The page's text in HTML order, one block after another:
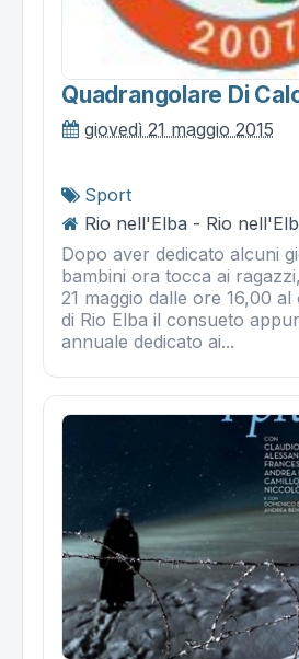
Quadrangolare Di
giovedì 21 maggio 2015
Sport
Rio nell'Elba - Rio
Dopo aver dedicato alcuni
bambini ora tocca ai
21 maggio dalle ore 16,00
di Rio Elba il consueto
annuale dedicato ai...